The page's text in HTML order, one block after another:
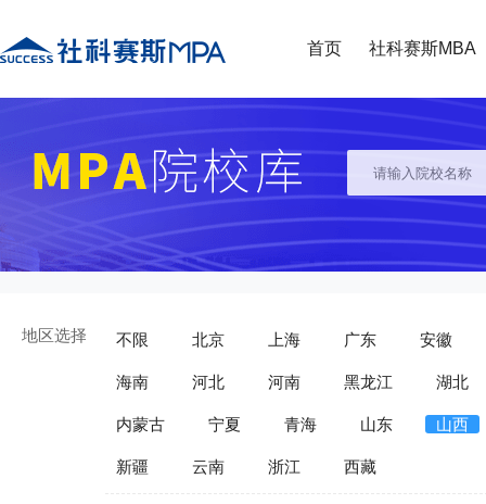
首页 社科赛斯MBA
地区选择 不限 北京 上海 广东 安徽
海南 河北 河南 黑龙江 湖北
内蒙古 宁夏 青海 山东 山西
新疆 云南 浙江 西藏